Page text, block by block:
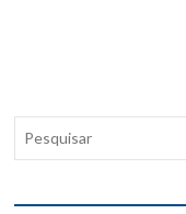
ã
o
t
:
: